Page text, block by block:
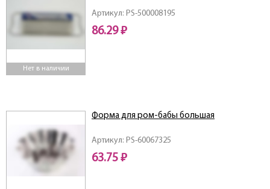
Нет в наличии
Артикул: PS-500008195
86.29 ₽
Артикул: PS-60067325
Форма для ром-бабы большая
63.75 ₽